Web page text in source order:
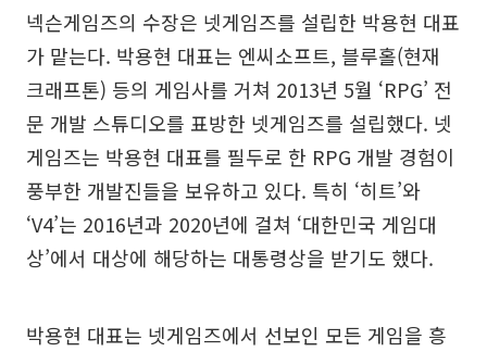
넥슨게임즈의 수장은 넷게임즈를 설립한 박용현 대표
가 맡는다. 박용현 대표는 엔씨소프트, 블루홀(현재
크래프톤) 등의 게임사를 거쳐 2013년 5월 ‘RPG’ 전
문 개발 스튜디오를 표방한 넷게임즈를 설립했다. 넷
게임즈는 박용현 대표를 필두로 한 RPG 개발 경험이
풍부한 개발진들을 보유하고 있다. 특히 ‘히트’와
‘V4’는 2016년과 2020년에 걸쳐 ‘대한민국 게임대
상’에서 대상에 해당하는 대통령상을 받기도 했다.
박용현 대표는 넷게임즈에서 선보인 모든 게임을 흥